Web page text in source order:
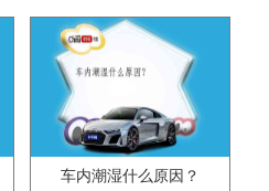
车内潮湿什么原因？